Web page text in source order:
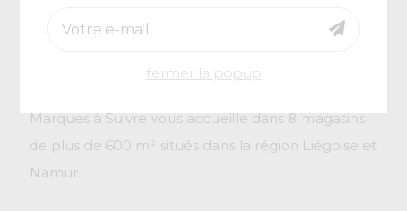
Marques à Suivre vous accueille dans 8 magasins
de plus de 600 m² situés dans la région Liégoise et
Namur.
fermer la popup